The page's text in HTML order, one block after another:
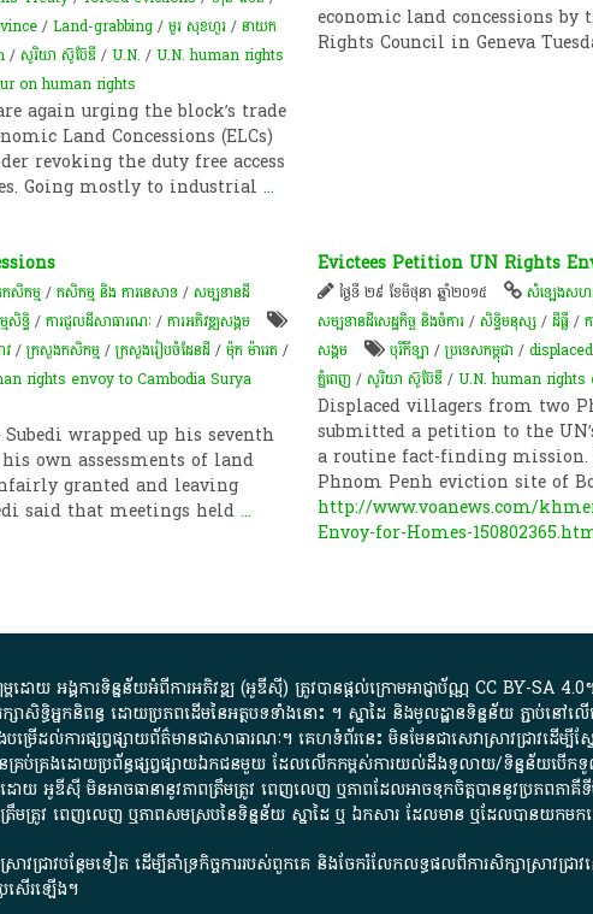
/Land-grabbing/មួរ សុខហួរ/នាយក
/សូរិយា ស៊ូប៊ែឌី​ /U.N. /U.N. human rights
on human rights
again urging the block’s trade
Land Concessions (ELCs)
revoking the duty free access
Going mostly to industrial ...
economic land concessions by
Rights Council in Geneva
កសិកម្ម​/កសិកម្ម​ និង​ ការ​នេ​សាទ​/សម្បទានដី
សិទ្ធិ​/ការជួលដីសាធារណៈ /ការ​អភិវឌ្ឍ​សង្គម
/ក្រសួងកសិកម្ម/ក្រសួង​រៀបចំ​ដែន​ដី/ម៉ុក ម៉ារេត/
rights envoy to Cambodia Surya
wrapped up his seventh
own assessments of land
granted and leaving
said that meetings held ...
Evictees Petition UN Rights
ថ្ងៃទី ២៩ ខែមិថុនា ឆ្នាំ២០១៥ សំឡេង​សហរ
សម្បទានដីសេដ្ឋកិច្ច និងចំការ/សិទ្ធិមនុស្ស/ដីធ្លី/
សង្គម
បុរីកីឡា /ប្រទេសកម្ពុជា /
ភ្នំពេញ /សូរិយា ស៊ូប៊ែឌី​ /U.N. human rights
Displaced villagers from two
submitted a petition to the
a routine fact-finding mission.
Phnom Penh eviction site of
http://www.voanews.com/
Envoy-for-Homes-
ោយ​ អង្គការ​ទិន្នន័យ​អំពី​ការអភិវឌ្ឍ​​ (អូ​ឌី​ស៊ី)​ ត្រូវ​បាន​ផ្តល់​ក្រោម​អាជ្ញាប័ណ្ណ​ CC BY-SA 4.0
សិទ្ធិអ្នកនិពន្ធ ដោយ​ប្រភពដើម​នៃ​​អត្ថបទទាំង​នោះ​ ។​ ស្នាដៃ​ និង​មូលដ្ឋាន​ទិន្នន័យ ​ភ្ជាប់​ន
ការ​ផ្សព្វផ្សាយ​ព័ត៌មាន​ជា​សាធារណៈ​។​ គេហទំព័រ​នេះ​ មិនមែន​ជា​សេវា​ស្រាវជ្រាវ​ដើម្បី​ស្
បាន​គ្រប់គ្រង​ដោយ​ប្រព័ន្ធ​ផ្សព្វផ្សាយ​ឯកជន​មួយ​ ដែល​លើកកម្ពស់​ការ​យល់​ដឹង​ទូលាយ​/​ទិន្នន័យ​
យ​ អូ​ឌី​ស៊ី​ មិន​អាច​ធានា​នូវ​ភាព​ត្រឹមត្រូវ​ ពេញលេញ​ ឬ​ភាព​ដែល​អាច​ទុកចិត្ត​បាននូវ​ប្រភព​ភាគី​
ត្រឹមត្រូវ​ ពេញលេញ​ ឬ​ភាព​សម​ស្រប​នៃ​ទិន្នន័យ​ ស្នាដៃ​ ឬ​ ឯកសារ​ ដែល​មាន​ ឬ​ដែល​បាន​យក​ម
វជ្រាវបន្ថែមទៀត ដើម្បីគាំទ្រកិច្ចការ​របស់ពួកគេ និងចែករំលែកលទ្ធផលពីការសិក្សាស្រាវជ្រ
សើរឡើង។